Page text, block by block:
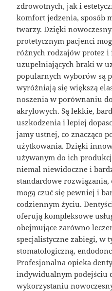
zdrowotnych, jak i
komfort jedzenia, sposób
twarzy. Dzięki
protetycznym pacjenci
różnych rodzajów protez i
uzupełniających braki w
popularnych wyborów są
wyróżniają się większą
noszenia w porównaniu
akrylowych. Są lekkie,
uszkodzenia i lepiej
jamy ustnej, co znacząco
użytkowania. Dzięki
używanym do ich
niemal niewidoczne i
standardowe rozwiązania,
mogą czuć się pewniej i
codziennym życiu.
oferują kompleksowe
obejmujące zarówno
specjalistyczne zabiegi, w
stomatologiczną,
Profesjonalna opieka
indywidualnym podejściu
wykorzystaniu